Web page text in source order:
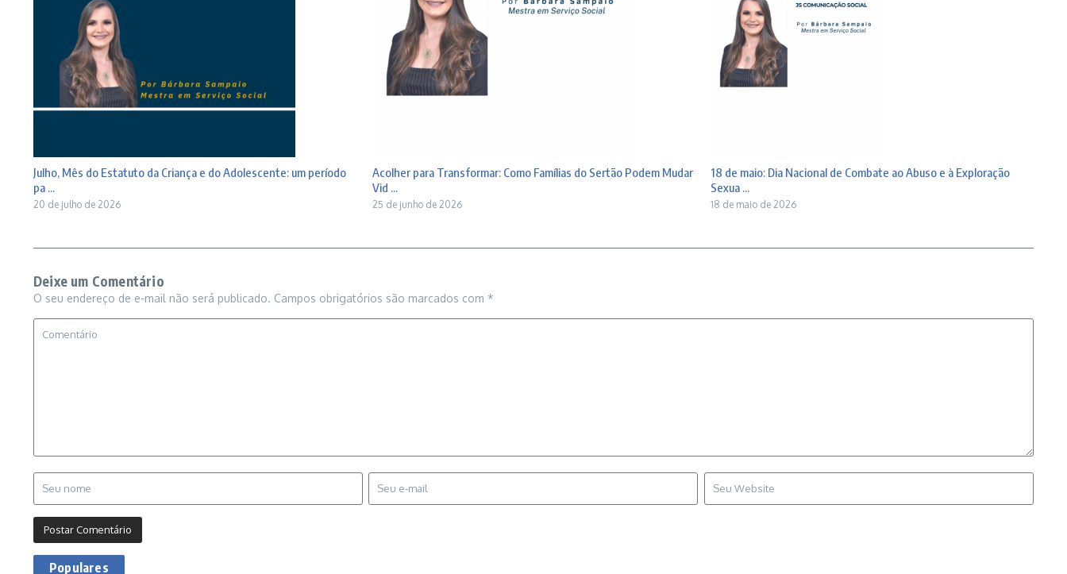
Julho, Mês do Estatuto da Criança e do Adolescente: um período
pa ...
20 de julho de 2026
Acolher para Transformar: Como Famílias do Sertão Podem Mudar
Vid ...
25 de junho de 2026
18 de maio: Dia Nacional de Combate ao Abuso e à Exploração
Sexua ...
18 de maio de 2026
Deixe um Comentário
O seu endereço de e-mail não será publicado. Campos obrigatórios são marcados com *
Populares